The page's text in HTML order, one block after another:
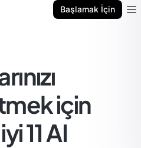
Başlamak İçin
için
11 AI